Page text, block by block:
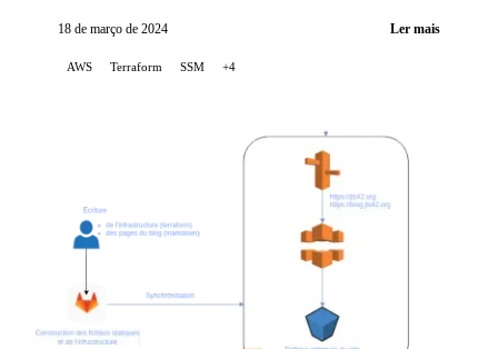
orquestrar a infraestrutura...
18 de março de 2024 Ler mais
AWS Terraform SSM +4